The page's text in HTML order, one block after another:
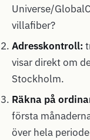
Universe/
villafiber?
Adresskontroll:
visar direkt om
Stockholm.
Räkna på
första
över hela